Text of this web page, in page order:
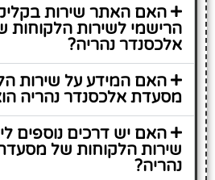
האם האתר שירות
הרישמי לשירות
אלכסנדר נהריה?
האם המידע על שירות
מסעדת אלכסנדר נהריה
האם יש דרכים נוספים
שירות הלקוחות של
נהריה?